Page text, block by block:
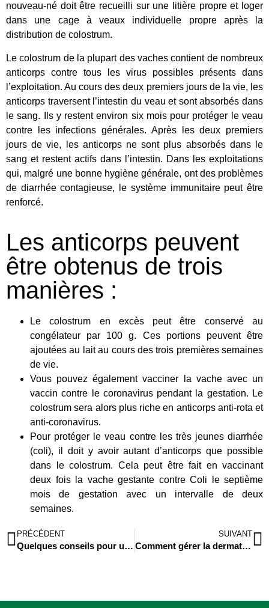
nouveau-né doit être recueilli sur une litière propre et loger
dans une cage à veaux individuelle propre après la
distribution de colostrum.
Le colostrum de la plupart des vaches contient de nombreux
anticorps contre tous les virus possibles présents dans
l’exploitation. Au cours des deux premiers jours de la vie, les
anticorps traversent l’intestin du veau et sont absorbés dans
le sang. Ils y restent environ six mois pour protéger le veau
contre les infections générales. Après les deux premiers
jours de vie, les anticorps ne sont plus absorbés dans le
sang et restent actifs dans l’intestin. Dans les exploitations
qui, malgré une bonne hygiène générale, ont des problèmes
de diarrhée contagieuse, le système immunitaire peut être
renforcé.
Les anticorps peuvent
être obtenus de trois
manières :
Le colostrum en excès peut être conservé au
congélateur par 100 g. Ces portions peuvent être
ajoutées au lait au cours des trois premières semaines
de vie.
Vous pouvez également vacciner la vache avec un
vaccin contre le coronavirus pendant la gestation. Le
colostrum sera alors plus riche en anticorps anti-rota et
anti-coronavirus.
Pour protéger le veau contre les très jeunes diarrhée
(coli), il doit y avoir autant d’anticorps que possible
dans le colostrum. Cela peut être fait en vaccinant
deux fois la vache gestante contre Coli le septième
mois de gestation avec un intervalle de deux
semaines.
PRÉCÉDENT
Quelques conseils pour une mise à l’herbe réussie
SUIVANT
Comment gérer la dermatite digitale à l’aide de mesures de soins aux sabots ?